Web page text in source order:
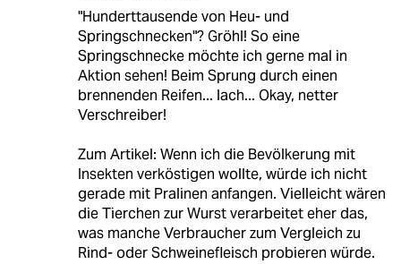
"Hunderttausende von Heu- und
Springschnecken"? Gröhl! So eine
Springschnecke möchte ich gerne mal in
Aktion sehen! Beim Sprung durch einen
brennenden Reifen... lach... Okay, netter
Verschreiber!
Zum Artikel: Wenn ich die Bevölkerung mit
Insekten verköstigen wollte, würde ich nicht
gerade mit Pralinen anfangen. Vielleicht wären
die Tierchen zur Wurst verarbeitet eher das,
was manche Verbraucher zum Vergleich zu
Rind- oder Schweinefleisch probieren würde.